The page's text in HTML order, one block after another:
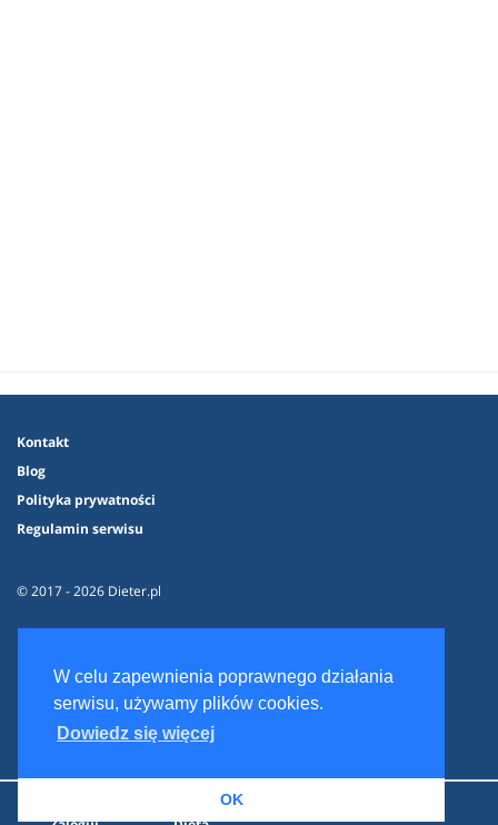
W celu zapewnienia poprawnego działania
serwisu, używamy plików cookies.
Dowiedz się więcej
OK
Kontakt
Blog
Polityka prywatności
Regulamin serwisu
© 2017 - 2026 Dieter.pl